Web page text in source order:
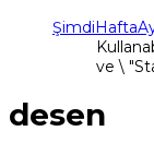
ŞimdiHafta
ve \
desen